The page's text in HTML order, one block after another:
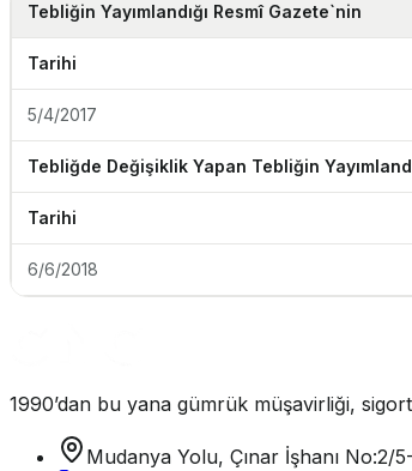
Tebliğin Yayımlandığı Resmî Gazete`nin
Tarihi
5/4/2017
Tebliğde Değişiklik Yapan Tebliğin
Tarihi
6/6/2018
1990’dan bu yana gümrük müşavirliği,
Mudanya Yolu, Çınar İşhanı No:2/